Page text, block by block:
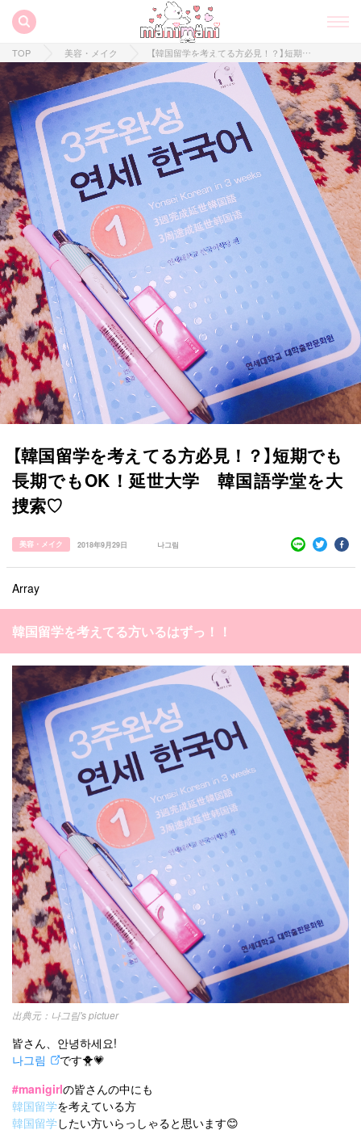
すべての記事
manimani について
カテゴリー一覧
タグ一覧
キュレーター一覧
運営会社
利用規約
プライバシーポリシー
お問い合わせ
韓国 オルチャン 韓国トレンド
メイク k-pop コスメ ファッション
kpop トレンド 韓国メイク
韓国ドラマ カフェ かわいい
TOP 美容・メイク 【韓国留学を考えてる方必見！？】短期でも長期でもOK！延世大学 韓国語学堂を大捜索♡
【韓国留学を考えてる方必見！？】短期でも
長期でもOK！延世大学 韓国語学堂を大
捜索♡
美容・メイク 2018年9月29日 나그림
Array
韓国留学を考えてる方いるはずっ！！
나그림's pictuer
皆さん、안녕하세요!
나그림
です🐥💗
#manigirlの皆さんの中にも
韓国留学を考えている方
韓国留学したい方いらっしゃると思います😊